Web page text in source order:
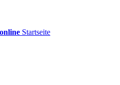
Startseite